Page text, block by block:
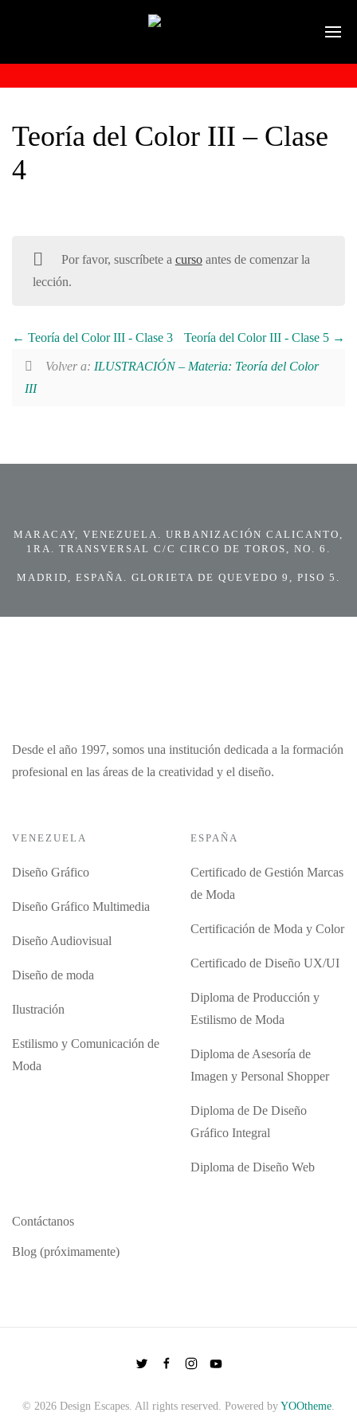
Teoría del Color III – Clase
4
Por favor, suscríbete a cursoantes de comenzar la
lección.
Teoría del Color III - Clase 3 Teoría del Color III - Clase 5
Volver a: ILUSTRACIÓN – Materia: Teoría del Color
III
MARACAY, VENEZUELA. URBANIZACIÓN CALICANTO,
1RA. TRANSVERSAL C/C CIRCO DE TOROS, NO. 6.
MADRID, ESPAÑA. GLORIETA DE QUEVEDO 9, PISO 5.
Desde el año 1997, somos una institución dedicada a la formación
profesional en las áreas de la creatividad y el diseño.
VENEZUELA
Diseño Gráfico
Diseño Gráfico Multimedia
Diseño Audiovisual
Diseño de moda
Ilustración
Estilismo y Comunicación de
Moda
ESPAÑA
Certificado de Gestión Marcas
de Moda
Certificación de Moda y Color
Certificado de Diseño UX/UI
Diploma de Producción y
Estilismo de Moda
Diploma de Asesoría de
Imagen y Personal Shopper
Diploma de De Diseño
Gráfico Integral
Diploma de Diseño Web
Contáctanos
Blog (próximamente)
© 2026 Design Escapes. All rights reserved. Powered by YOOtheme.